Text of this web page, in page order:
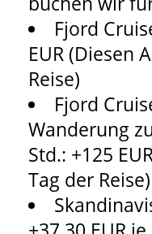
Fjord
EUR (Diesen
Reise)
Fjord
Wanderung
Std.: +125
Tag der Reise)